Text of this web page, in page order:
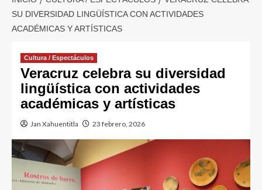
SU DIVERSIDAD LINGÜÍSTICA CON ACTIVIDADES
ACADÉMICAS Y ARTÍSTICAS
Cultura / Espectáculos
Veracruz celebra su diversidad
lingüística con actividades
académicas y artísticas
Jan Xahuentitla 23 febrero, 2026